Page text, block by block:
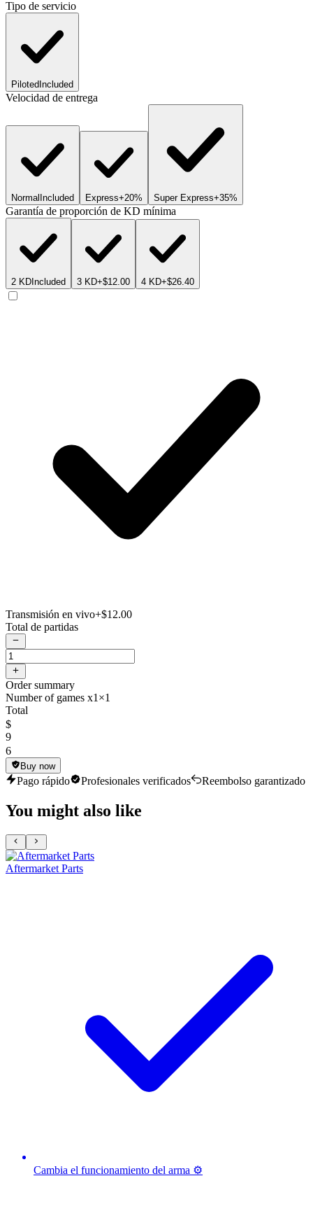
Tipo de servicio
PilotedIncluded
Velocidad de entrega
NormalIncluded Express+20% Super Express+35%
Garantía de proporción de KD mínima
2 KDIncluded 3 KD+$12.00 4 KD+$26.40
Transmisión en vivo+$12.00
Total de partidas
Order summary
Number of games x1 ×1
Total
$
9
6
Buy now
Pago rápido Profesionales verificados Reembolso garantizado
You might also like
Aftermarket Parts
Cambia el funcionamiento del arma ⚙️